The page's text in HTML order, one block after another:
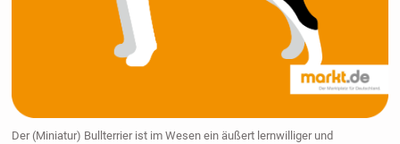
Der (Miniatur) Bullterrier ist im Wesen ein äußert lernwilliger und